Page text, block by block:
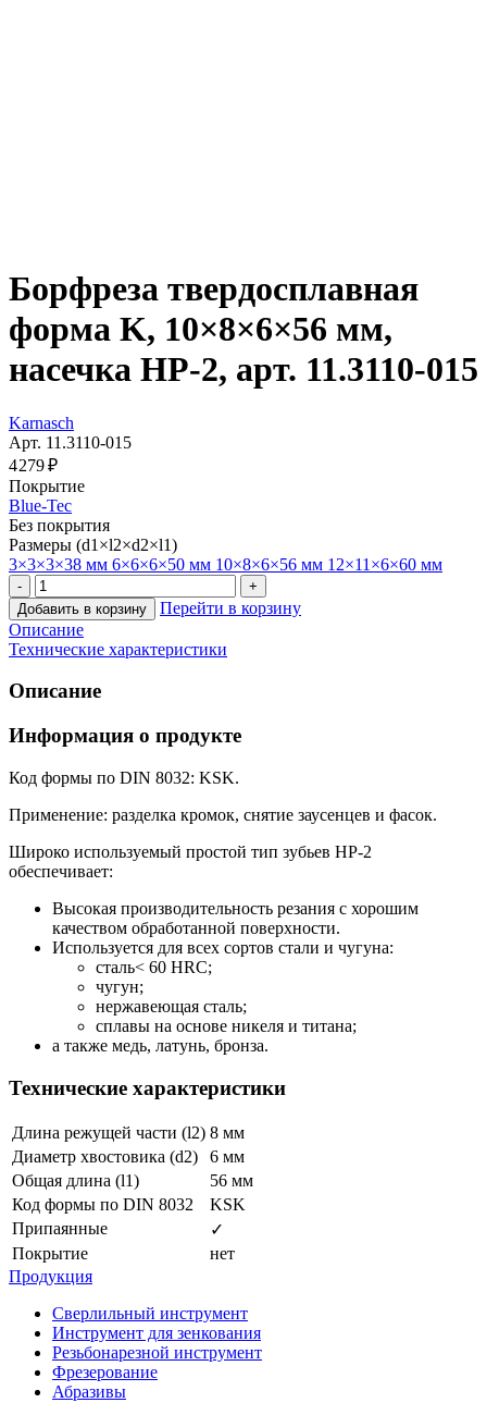
Борфреза твердосплавная
форма K, 10×8×6×56 мм,
насечка HP-2, арт. 11.3110-015
Karnasch
Арт. 11.3110-015
4 279 ₽
Покрытие
Blue-Tec
Без покрытия
Размеры (d1×l2×d2×l1)
3×3×3×38 мм 6×6×6×50 мм 10×8×6×56 мм 12×11×6×60 мм
Добавить в корзину
Перейти в корзину
Описание
Технические характеристики
Описание
Информация о продукте
Код формы по DIN 8032: KSK.
Применение: разделка кромок, снятие заусенцев и фасок.
Широко используемый простой тип зубьев HP-2
обеспечивает:
Высокая производительность резания с хорошим
качеством обработанной поверхности.
Используется для всех сортов стали и чугуна:
сталь< 60 HRC;
чугун;
нержавеющая сталь;
сплавы на основе никеля и титана;
а также медь, латунь, бронза.
Технические характеристики
Длина режущей части (l2) 8 мм
Диаметр хвостовика (d2)
6 мм
Общая длина (l1)
56 мм
Код формы по DIN 8032
KSK
Припаянные
✓
Покрытие
нет
Продукция
Сверлильный инструмент
Инструмент для зенкования
Резьбонарезной инструмент
Фрезерование
Абразивы